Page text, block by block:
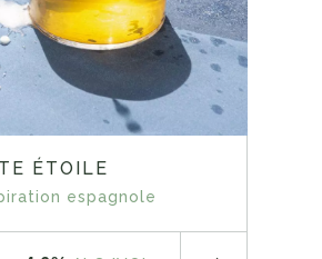
ÉTOILE
espagnole